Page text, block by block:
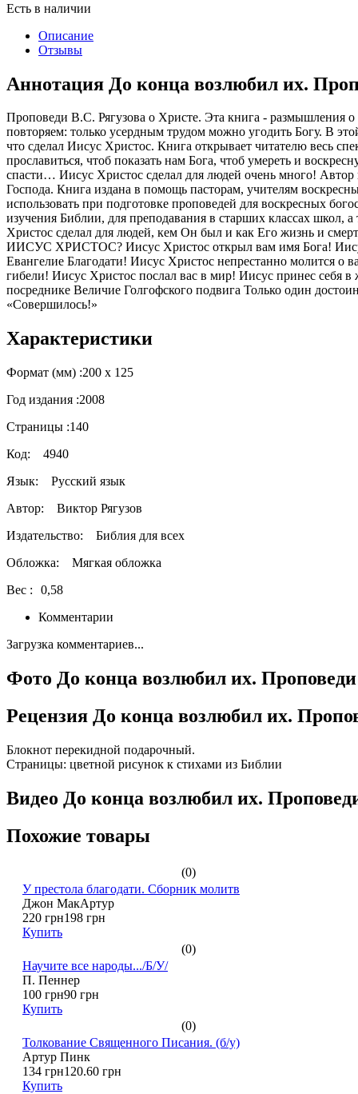
Есть в наличии
Описание
Отзывы
Аннотация До конца возлюбил их.
Проповеди В.С. Рягузова о Христе. Эта книга - размышления
повторяем: только усердным трудом можно угодить Богу. В
что сделал Иисус Христос. Книга открывает читателю весь
прославиться, чтоб показать нам Бога, чтоб умереть и
спасти… Иисус Христос сделал для людей очень много! Автор
Господа. Книга издана в помощь пасторам, учителям
использовать при подготовке проповедей для воскресных
изучения Библии, для преподавания в старших классах школ,
Христос сделал для людей, кем Он был и как Его жизнь и
ИИСУС ХРИСТОС? Иисус Христос открыл вам имя Бога!
Евангелие Благодати! Иисус Христос непрестанно молится о
гибели! Иисус Христос послал вас в мир! Иисус принес
посреднике Величие Голгофского подвига Только один
«Совершилось!»
Характеристики
Формат (мм) :200 х 125
Год издания :2008
Страницы :140
Код: 4940
Язык: Русский язык
Автор:
Виктор Рягузов
Издательство:
Библия для всех
Обложка: Мягкая обложка
Вес :
0,58
Комментарии
Загрузка комментариев...
Фото До конца возлюбил их. Проповеди
Рецензия До конца возлюбил их.
Блокнот перекидной подарочный.
Страницы: цветной рисунок к стихами из Библии
Видео До конца возлюбил их.
Похожие товары
(0)
У престола благодати. Сборник молитв
Джон МакАртур
220 грн198 грн
Купить
(0)
Научите все народы.../Б/У/
П. Пеннер
100 грн90 грн
Купить
(0)
Толкование Священного Писания. (б/у)
Артур Пинк
134 грн120.60 грн
Купить